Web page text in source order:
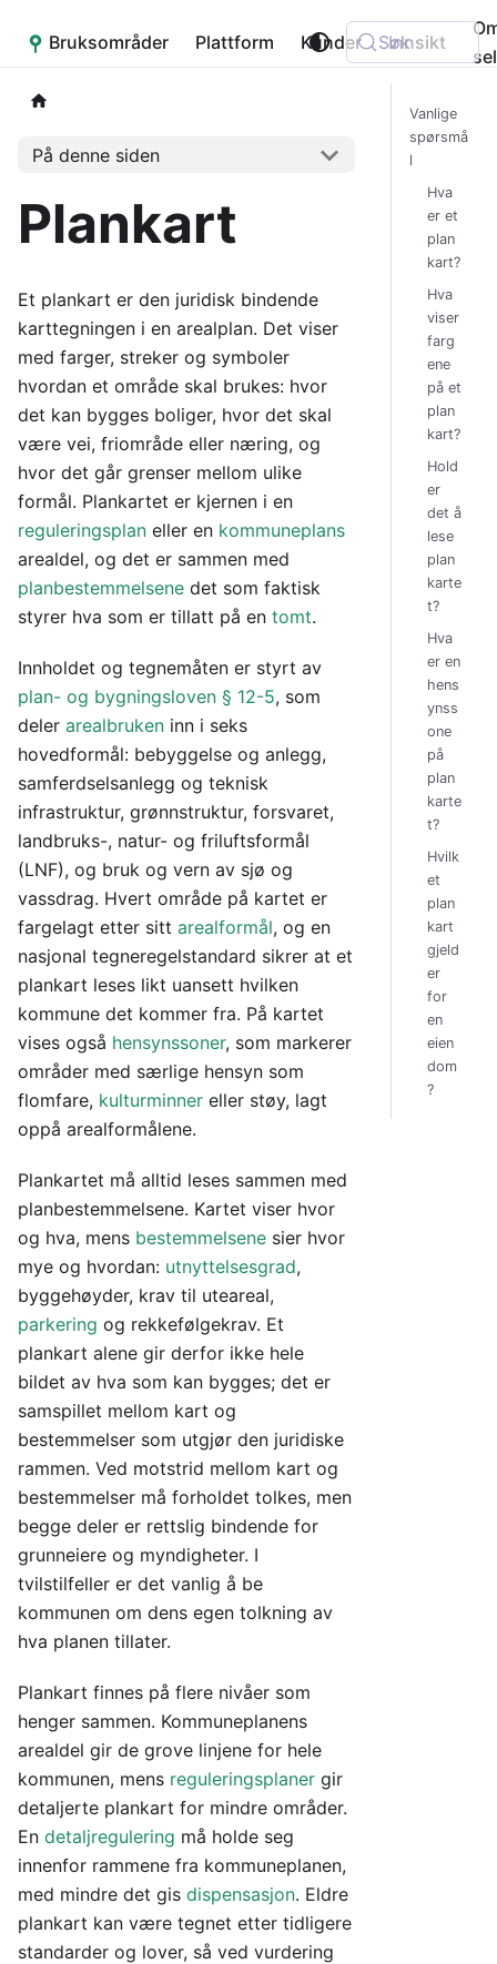
Placepoint
Bruksområder Plattform Kunder Innsikt
Søk
På denne siden
Plankart
Et plankart er den juridisk bindende
karttegningen i en arealplan. Det viser
med farger, streker og symboler
hvordan et område skal brukes: hvor
det kan bygges boliger, hvor det skal
være vei, friområde eller næring, og
hvor det går grenser mellom ulike
formål. Plankartet er kjernen i en
reguleringsplan eller en kommuneplans
arealdel, og det er sammen med
planbestemmelsene det som faktisk
styrer hva som er tillatt på en tomt.
Innholdet og tegnemåten er styrt av
plan- og bygningsloven § 12-5, som
deler arealbruken inn i seks
hovedformål: bebyggelse og anlegg,
samferdselsanlegg og teknisk
infrastruktur, grønnstruktur, forsvaret,
landbruks-, natur- og friluftsformål
(LNF), og bruk og vern av sjø og
vassdrag. Hvert område på kartet er
fargelagt etter sitt arealformål, og en
nasjonal tegneregelstandard sikrer at et
plankart leses likt uansett hvilken
kommune det kommer fra. På kartet
vises også hensynssoner, som markerer
områder med særlige hensyn som
flomfare, kulturminner eller støy, lagt
oppå arealformålene.
Plankartet må alltid leses sammen med
planbestemmelsene. Kartet viser hvor
og hva, mens bestemmelsene sier hvor
mye og hvordan: utnyttelsesgrad,
byggehøyder, krav til uteareal,
parkering og rekkefølgekrav. Et
plankart alene gir derfor ikke hele
bildet av hva som kan bygges; det er
samspillet mellom kart og
bestemmelser som utgjør den juridiske
rammen. Ved motstrid mellom kart og
bestemmelser må forholdet tolkes, men
begge deler er rettslig bindende for
grunneiere og myndigheter. I
tvilstilfeller er det vanlig å be
kommunen om dens egen tolkning av
hva planen tillater.
Plankart finnes på flere nivåer som
henger sammen. Kommuneplanens
arealdel gir de grove linjene for hele
kommunen, mens reguleringsplaner gir
detaljerte plankart for mindre områder.
En detaljregulering må holde seg
innenfor rammene fra kommuneplanen,
med mindre det gis dispensasjon. Eldre
plankart kan være tegnet etter tidligere
standarder og lover, så ved vurdering
Vanlige
spørsmå
l
Hva
er et
plan
kart?
Hva
viser
farg
ene
på et
plan
kart?
Hold
er
det å
lese
plan
karte
t?
Hva
er en
hens
ynss
one
på
plan
karte
t?
Hvilk
et
plan
kart
gjeld
er
for
en
eien
dom
?